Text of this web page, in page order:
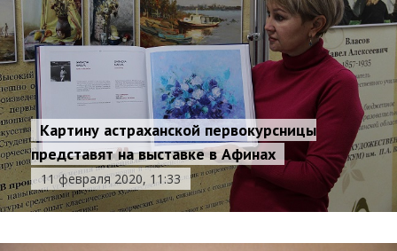
Картину астраханской первокурсницы
представят на выставке в Афинах
11 февраля 2020, 11:33